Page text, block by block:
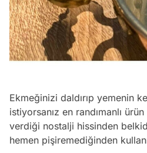
Ekmeğinizi daldırıp yemenin
istiyorsanız en randımanlı
verdiği nostalji hissinden
hemen pişiremediğinden